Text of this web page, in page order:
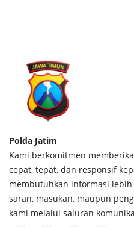
Polda Jatim
Kami berkomitmen
cepat, tepat, dan responsif
membutuhkan informasi
saran, masukan, maupun
kami melalui saluran